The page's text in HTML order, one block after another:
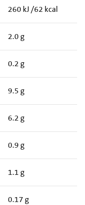
260 kJ /62 kcal
2.0 g
0.2 g
9.5 g
6.2 g
0.9 g
1.1 g
0.17 g